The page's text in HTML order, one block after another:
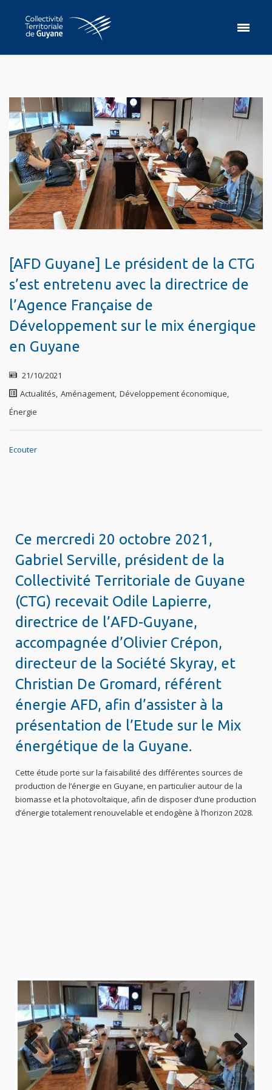
[AFD Guyane] Le président de la CTG
s’est entretenu avec la directrice de
l’Agence Française de
Développement sur le mix énergique
en Guyane
21/10/2021
Actualités Aménagement Développement économique
Énergie
Ecouter
Ce mercredi 20 octobre 2021,
Gabriel Serville, président de la
Collectivité Territoriale de Guyane
(CTG) recevait Odile Lapierre,
directrice de l’AFD-Guyane,
accompagnée d’Olivier Crépon,
directeur de la Société Skyray, et
Christian De Gromard, référent
énergie AFD, afin d’assister à la
présentation de l’Etude sur le Mix
énergétique de la Guyane.
Cette étude porte sur la faisabilité des différentes sources de
production de l’énergie en Guyane, en particulier autour de la
biomasse et la photovoltaïque, afin de disposer d’une production
d’énergie totalement renouvelable et endogène à l’horizon 2028.
Previo
us
Next